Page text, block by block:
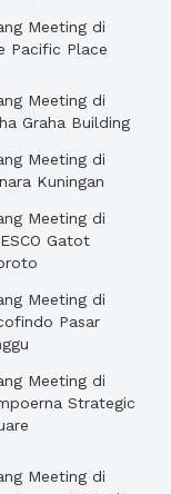
Meeting di
Pacific Place
Meeting di
Graha Building
Meeting di
Kuningan
Meeting di
Gatot
Meeting di
Pasar
Meeting di
Strategic
Meeting di